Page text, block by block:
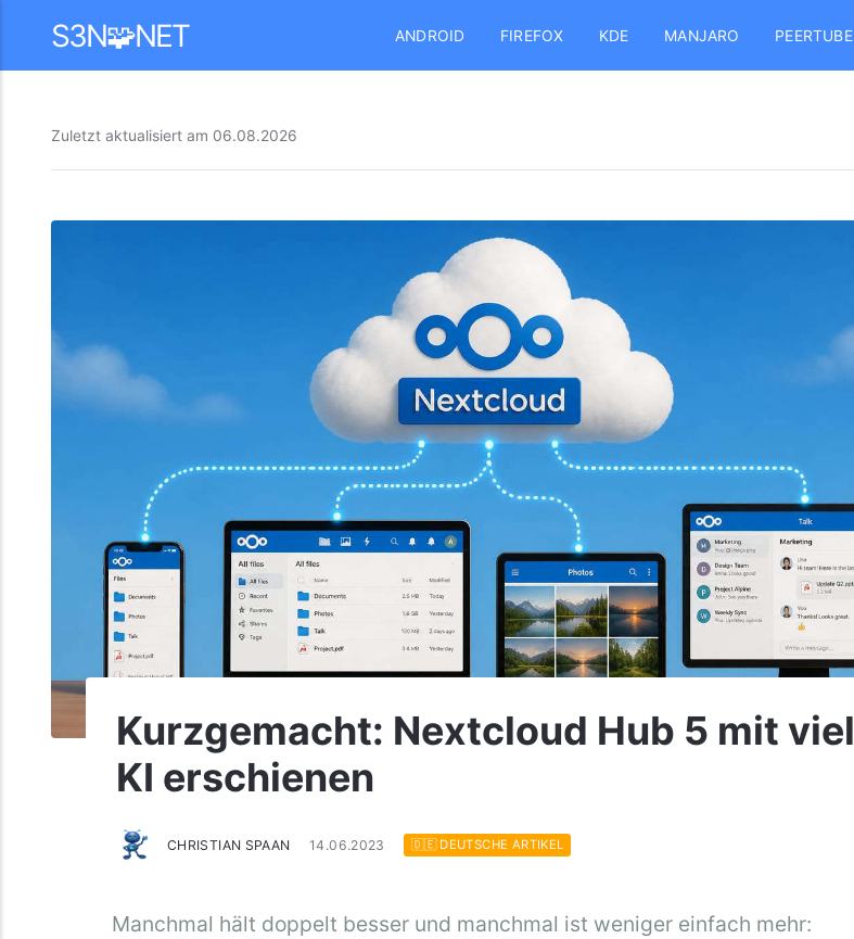
S3N🧩NET ANDROID FIREFOX KDE MANJARO PEERTUBE
Zuletzt aktualisiert am 06.08.2026
Kurzgemacht: Nextcloud Hub 5 mit viel
KI erschienen
CHRISTIAN SPAAN 14.06.2023 🇩🇪 DEUTSCHE ARTIKEL
Manchmal hält doppelt besser und manchmal ist weniger einfach mehr: